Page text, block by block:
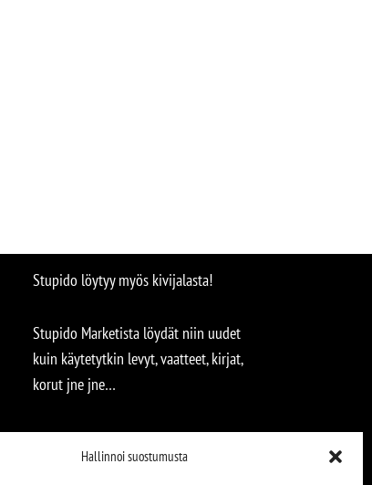
Hallinnoi suostumusta
Stupido löytyy myös kivijalasta!
Stupido Marketista löydät niin uudet
kuin käytetytkin levyt, vaatteet, kirjat,
korut jne jne…